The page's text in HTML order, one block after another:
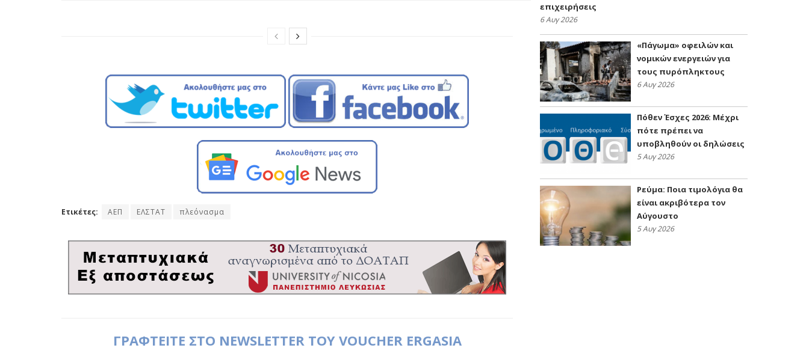
Ετικέτες: ΑΕΠ ΕΛΣΤΑΤ πλεόνασμα
ΓΡΑΦΤΕΙΤΕ ΣΤΟ NEWSLETTER ΤΟΥ VOUCHER ERGASIA
επιχειρήσεις
6 Αυγ 2026
«Πάγωμα» οφειλών και
νομικών ενεργειών για
τους πυρόπληκτους
6 Αυγ 2026
Πόθεν Έσχες 2026: Μέχρι
πότε πρέπει να
υποβληθούν οι δηλώσεις
5 Αυγ 2026
Ρεύμα: Ποια τιμολόγια θα
είναι ακριβότερα τον
Αύγουστο
5 Αυγ 2026